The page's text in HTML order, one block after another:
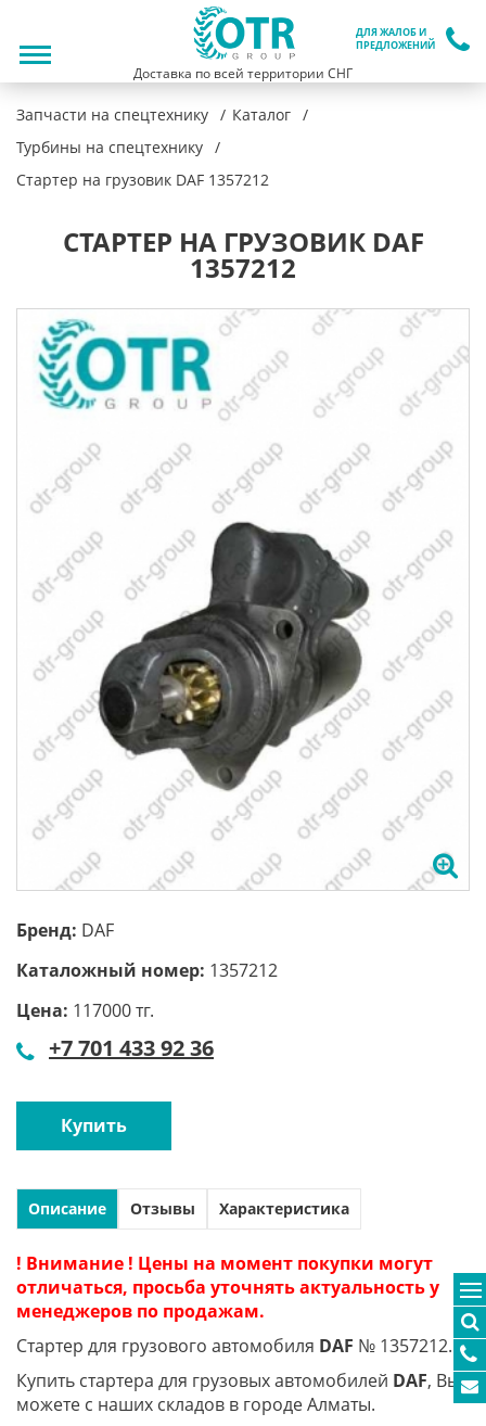
ДЛЯ ЖАЛОБ И
ПРЕДЛОЖЕНИЙ
Доставка по всей территории СНГ
Запчасти на спецтехнику
Каталог
Турбины на спецтехнику
Стартер на грузовик DAF 1357212
СТАРТЕР НА ГРУЗОВИК DAF
1357212
Бренд: DAF
Каталожный номер: 1357212
Цена: 117000 тг.
+7 701 433 92 36
Купить
Описание Отзывы Характеристика
! Внимание ! Цены на момент покупки могут
отличаться, просьба уточнять актуальность у
менеджеров по продажам.
Стартер для грузового автомобиля DAF № 1357212.
Купить стартера для грузовых автомобилей DAF, Вы
можете с наших складов в городе Алматы.